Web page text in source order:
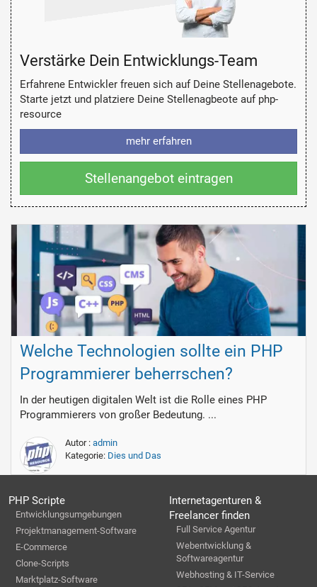
Verstärke Dein Entwicklungs-Team
Erfahrene Entwickler freuen sich auf Deine Stellenagebote.
Starte jetzt und platziere Deine Stellenagbeote auf php-
resource
mehr erfahren
Stellenangebot eintragen
Welche Technologien sollte ein PHP
Programmierer beherrschen?
In der heutigen digitalen Welt ist die Rolle eines PHP
Programmierers von großer Bedeutung. ...
Autor : admin
Kategorie: Dies und Das
PHP Scripte
Entwicklungsumgebungen
Projektmanagement-Software
E-Commerce
Clone-Scripts
Marktplatz-Software
Internetagenturen &
Freelancer finden
Full Service Agentur
Webentwicklung &
Softwareagentur
Webhosting & IT-Service